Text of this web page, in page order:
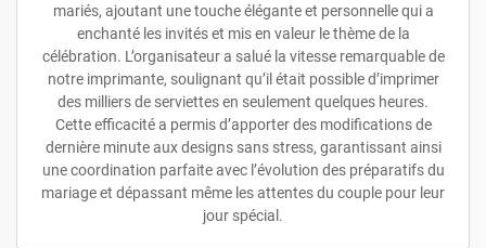
mariés, ajoutant une touche élégante et personnelle qui a
enchanté les invités et mis en valeur le thème de la
célébration. L’organisateur a salué la vitesse remarquable de
notre imprimante, soulignant qu’il était possible d’imprimer
des milliers de serviettes en seulement quelques heures.
Cette efficacité a permis d’apporter des modifications de
dernière minute aux designs sans stress, garantissant ainsi
une coordination parfaite avec l’évolution des préparatifs du
mariage et dépassant même les attentes du couple pour leur
jour spécial.